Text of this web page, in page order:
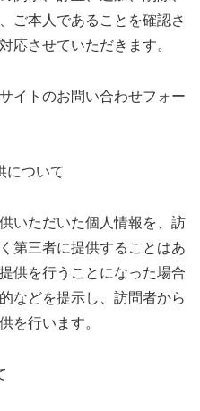
ご本人であることを確認さ
応させていただきます。
イトのお問い合わせフォー
について
いただいた個人情報を、訪
第三者に提供することはあ
供を行うことになった場合
などを提示し、訪問者から
を行います。